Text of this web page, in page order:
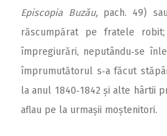
Episcopia Buzău, pach. 49)
răscumpărat pe fratele
împregiurări, neputându‑se
împrumutătorul s‑a făcut
la anul 1840‑1842 și alte hârtii
aflau pe la urmașii moștenitori.